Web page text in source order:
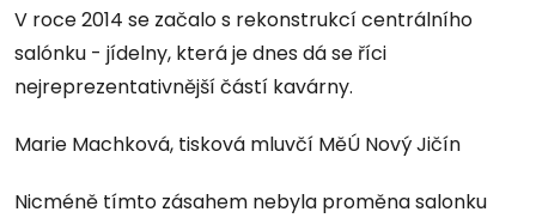
V roce 2014 se začalo s rekonstrukcí centrálního
salónku - jídelny, která je dnes dá se říci
nejreprezentativnější částí kavárny.
Marie Machková, tisková mluvčí MěÚ Nový Jičín
Nicméně tímto zásahem nebyla proměna salonku